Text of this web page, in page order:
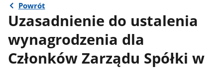
Powrót
Uzasadnienie do ustalenia
wynagrodzenia dla
Członków Zarządu Spółki w